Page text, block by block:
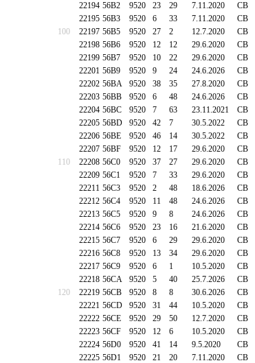
22194 56B2 9520 23 29 7.11.2020 CB
22195 56B3 9520 6 33 7.11.2020 CB
100
22197 56B5 9520 27 2 12.7.2020 CB
22198 56B6 9520 12 12 29.6.2020 CB
22199 56B7 9520 10 22 29.6.2020 CB
22201 56B9 9520 9 24 24.6.2026 CB
22202 56BA 9520 38 35 27.8.2020 CB
22203 56BB 9520 6 48 24.6.2026 CB
22204 56BC 9520 7 63 23.11.2021 CB
22205 56BD 9520 42 7 30.5.2022 CB
22206 56BE 9520 46 14 30.5.2022 CB
22207 56BF 9520 12 17 29.6.2020 CB
110
22208 56C0 9520 37 27 29.6.2020 CB
22209 56C1 9520 7 33 29.6.2020 CB
22211 56C3 9520 2 48 18.6.2026 CB
22212 56C4 9520 11 48 24.6.2026 CB
22213 56C5 9520 9 8 24.6.2026 CB
22214 56C6 9520 23 16 21.6.2020 CB
22215 56C7 9520 6 29 29.6.2020 CB
22216 56C8 9520 13 34 29.6.2020 CB
22217 56C9 9520 6 1 10.5.2020 CB
22218 56CA 9520 5 40 25.7.2026 CB
120
22219 56CB 9520 8 8 30.6.2026 CB
22221 56CD 9520 31 44 10.5.2020 CB
22222 56CE 9520 29 50 12.7.2020 CB
22223 56CF 9520 12 6 10.5.2020 CB
22224 56D0 9520 41 14 9.5.2020 CB
22225 56D1 9520 21 20 7.11.2020 CB